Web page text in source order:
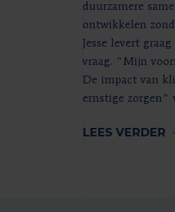
duurzamere
ontwikkelen
Jesse levert
vraag. "Mijn
De impact van
ernstige zorgen"
LEES VERDER